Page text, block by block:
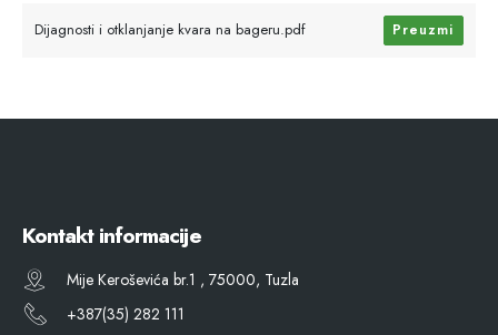
Dijagnosti i otklanjanje kvara na bageru.pdf Preuzmi
Kontakt informacije
Mije Keroševića br.1 , 75000, Tuzla
+387(35) 282 111